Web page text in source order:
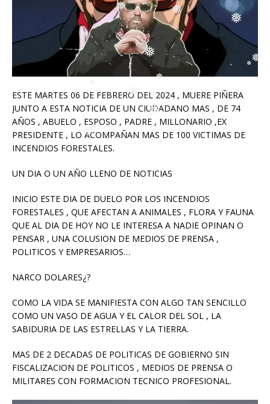
❅
❅
❅
❅
❅
❅
❅
ESTE MARTES 06 DE FEBRERO DEL 2024 , MUERE PIÑERA
JUNTO A ESTA NOTICIA DE UN CIUDADANO MAS , DE 74
AÑOS , ABUELO , ESPOSO , PADRE , MILLONARIO ,EX
PRESIDENTE , LO ACOMPAÑAN MAS DE 100 VICTIMAS DE
INCENDIOS FORESTALES.
UN DIA O UN AÑO LLENO DE NOTICIAS
INICIO ESTE DIA DE DUELO POR LOS INCENDIOS
FORESTALES , QUE AFECTAN A ANIMALES , FLORA Y FAUNA
QUE AL DIA DE HOY NO LE INTERESA A NADIE OPINAN O
PENSAR , UNA COLUSION DE MEDIOS DE PRENSA ,
POLITICOS Y EMPRESARIOS…
NARCO DOLARES¿?
COMO LA VIDA SE MANIFIESTA CON ALGO TAN SENCILLO
COMO UN VASO DE AGUA Y EL CALOR DEL SOL , LA
SABIDURIA DE LAS ESTRELLAS Y LA TIERRA.
MAS DE 2 DECADAS DE POLITICAS DE GOBIERNO SIN
FISCALIZACION DE POLITICOS , MEDIOS DE PRENSA O
MILITARES CON FORMACION TECNICO PROFESIONAL.